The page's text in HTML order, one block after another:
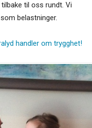
til oss rundt. Vi
belastninger.
handler om trygghet!